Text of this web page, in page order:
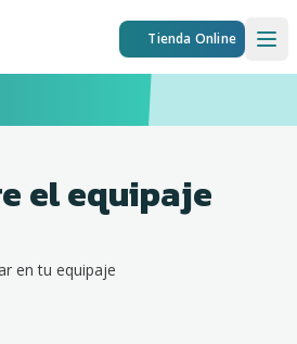
Tienda Online
el equipaje
en tu equipaje